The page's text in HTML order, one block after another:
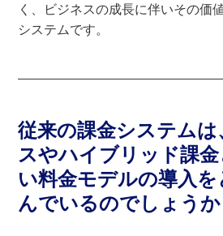
く、ビジネスの成長に伴いその価
システムです。
従来の課金システムは
スやハイブリッド課
い料金モデルの導入
んでいるのでしょうか